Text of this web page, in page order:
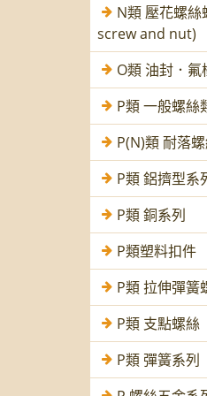
N類 壓花螺
screw and nut)
O類 油封．
P類 一般螺絲
P(N)類 耐落
P類 鋁擠型系
P類 銅系列
P類塑料扣件
P類 拉伸彈簧
P類 支點螺絲
P類 彈簧系列